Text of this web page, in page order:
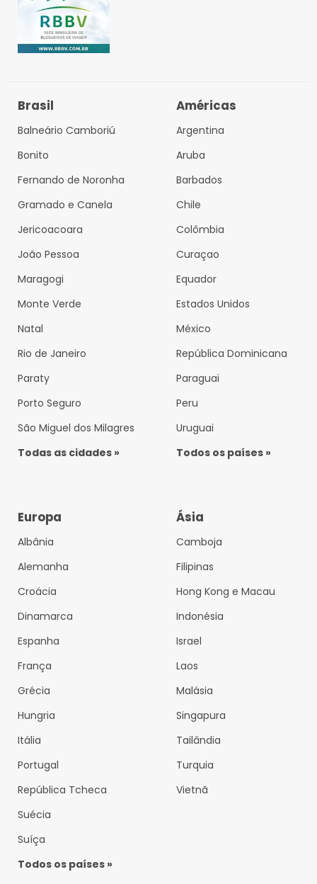
Brasil
Balneário Camboriú
Bonito
Fernando de Noronha
Gramado e Canela
Jericoacoara
João Pessoa
Maragogi
Monte Verde
Natal
Rio de Janeiro
Paraty
Porto Seguro
São Miguel dos Milagres
Todas as cidades »
Américas
Argentina
Aruba
Barbados
Chile
Colômbia
Curaçao
Equador
Estados Unidos
México
República Dominicana
Paraguai
Peru
Uruguai
Todos os países »
Europa
Albânia
Alemanha
Croácia
Dinamarca
Espanha
França
Grécia
Hungria
Itália
Portugal
República Tcheca
Suécia
Suíça
Todos os países »
Ásia
Camboja
Filipinas
Hong Kong e Macau
Indonésia
Israel
Laos
Malásia
Singapura
Tailândia
Turquia
Vietnã